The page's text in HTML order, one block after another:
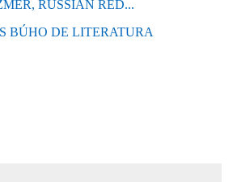
RUSSIAN RED...
BÚHO DE LITERATURA